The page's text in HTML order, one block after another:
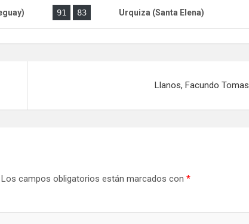
91 83 Urquiza (Santa Elena)
Llanos, Facundo Tomas
Los campos obligatorios están marcados con *